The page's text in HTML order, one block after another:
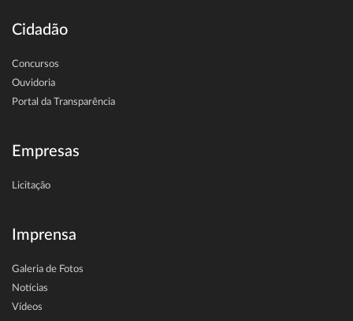
Cidadão
Concursos
Ouvidoria
Portal da Transparência
Empresas
Licitação
Imprensa
Galeria de Fotos
Notícias
Vídeos